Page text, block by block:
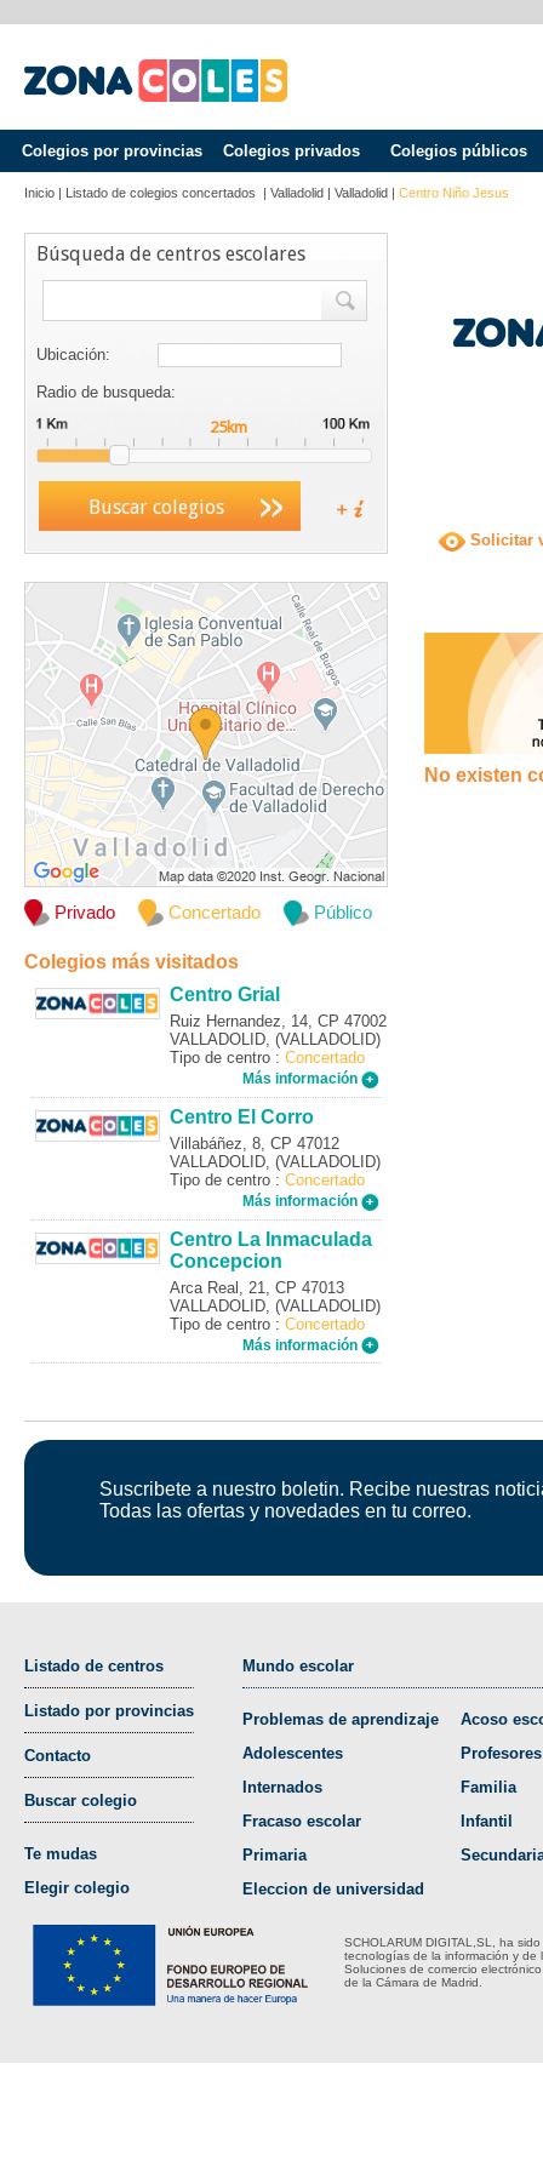
Colegios por provincias Colegios privados Colegios públicos
Inicio | Listado de colegios concertados | Valladolid | Valladolid | Centro Niño Jesus
Búsqueda de centros escolares
Ubicación:
Radio de busqueda:
Buscar colegios
Privado Concertado Público
Colegios más visitados
Centro Grial
Ruiz Hernandez, 14, CP 47002
VALLADOLID, (VALLADOLID)
Tipo de centro : Concertado
Más información
Centro El Corro
Villabáñez, 8, CP 47012
VALLADOLID, (VALLADOLID)
Tipo de centro : Concertado
Más información
Centro La Inmaculada
Concepcion
Arca Real, 21, CP 47013
VALLADOLID, (VALLADOLID)
Tipo de centro : Concertado
Más información
Solicitar
No existen
Suscribete a nuestro boletin. Recibe nuestras
Todas las ofertas y novedades en tu correo.
Listado de centros
Listado por provincias
Contacto
Buscar colegio
Te mudas
Elegir colegio
Mundo escolar
Problemas de aprendizaje
Adolescentes
Internados
Fracaso escolar
Primaria
Eleccion de universidad
Acoso
Profesores
Familia
Infantil
SCHOLARUM DIGITAL,SL, ha
tecnologías de la información y de
Soluciones de comercio
de la Cámara de Madrid.